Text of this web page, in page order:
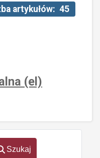
Szukaj
artykułów: 45
(el)